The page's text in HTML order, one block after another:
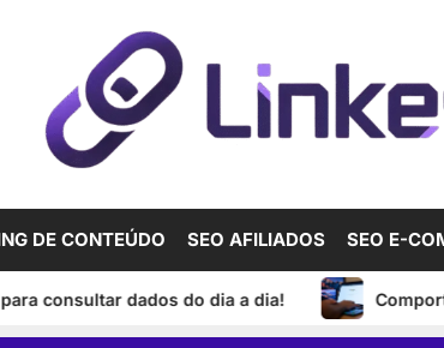
DE CONTEÚDO SEO AFILIADOS SEO E-
dados do dia a dia! Comportamento